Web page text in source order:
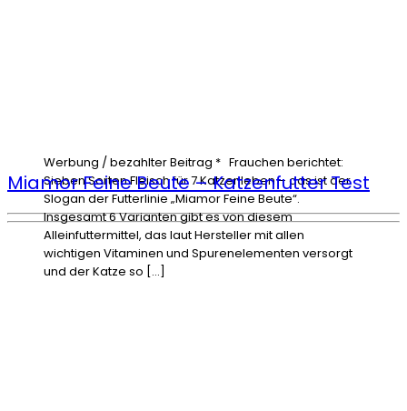
Werbung / bezahlter Beitrag * Frauchen berichtet:
Sieben Sorten Fleisch für 7 Katzenleben – das ist der
Slogan der Futterlinie „Miamor Feine Beute“.
Insgesamt 6 Varianten gibt es von diesem
Alleinfuttermittel, das laut Hersteller mit allen
wichtigen Vitaminen und Spurenelementen versorgt
und der Katze so […]
Miamor Feine Beute – Katzenfutter Test